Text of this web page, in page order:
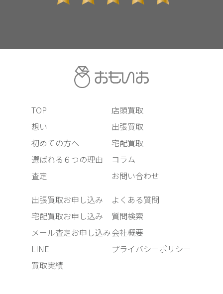
TOP
想い
初めての方へ
選ばれる６つの理由
査定
店頭買取
出張買取
宅配買取
コラム
お問い合わせ
出張買取お申し込み
宅配買取お申し込み
メール査定お申し込み
LINE
買取実績
よくある質問
質問検索
会社概要
プライバシーポリシー